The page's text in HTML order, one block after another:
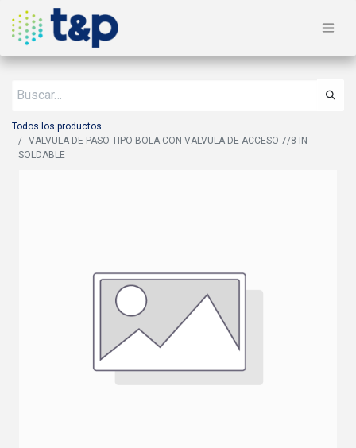
Todos los productos
VALVULA DE PASO TIPO BOLA CON VALVULA DE ACCESO 7/8 IN
SOLDABLE